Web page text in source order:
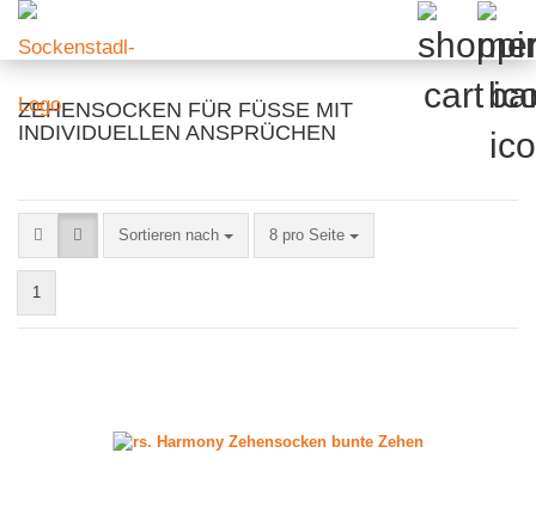
ZEHENSOCKEN FÜR FÜSSE MIT
INDIVIDUELLEN ANSPRÜCHEN
Sortieren nach
Sortieren nach 8 pro Seite
pro Seite
1